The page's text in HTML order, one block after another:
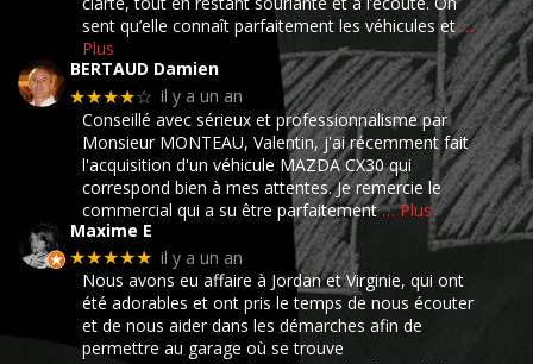
sent qu’elle connaît parfaitement les véhicules et …
Plus
BERTAUD Damien
★★★★☆ il y a un an
Conseillé avec sérieux et professionnalisme par
Monsieur MONTEAU, Valentin, j'ai récemment fait
l'acquisition d'un véhicule MAZDA CX30 qui
correspond bien à mes attentes. Je remercie le
commercial qui a su être parfaitement … Plus
Maxime E
★★★★★ il y a un an
Nous avons eu affaire à Jordan et Virginie, qui ont
été adorables et ont pris le temps de nous écouter
et de nous aider dans les démarches afin de
permettre au garage où se trouve